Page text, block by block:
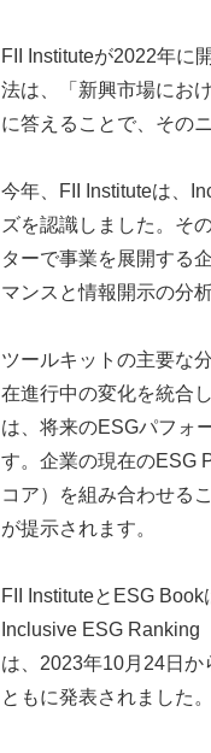
FII Instituteが2022年に
法は、「新興市場にお
に答えることで、その
今年、FII Instituteは、
ズを認識しました。そ
ターで事業を展開する
マンスと情報開示の分
ツールキットの主要な
在進行中の変化を統合
は、将来のESGパフォ
す。企業の現在のESG
コア）を組み合わせる
が提示されます。
FII InstituteとESG
Inclusive ESG
は、2023年10月24日か
ともに発表されました。